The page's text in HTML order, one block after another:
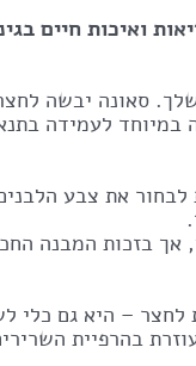
ואיכות חיים
סאונה יבשה
במיוחד לעמידה
את צבע
– היא גם כלי
בהרפיית